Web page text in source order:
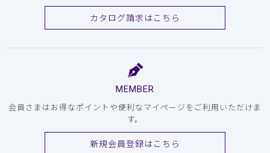
カタログ請求はこちら
MEMBER
会員さまはお得なポイントや便利なマイページをご利用いただけま
す。
新規会員登録はこちら